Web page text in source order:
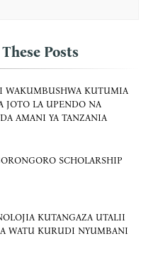
Posts
WAKUMBUSHWA KUTUMIA
JOTO LA UPENDO NA
AMANI YA TANZANIA
SCHOLARSHIP
KUTANGAZA UTALII
WATU KURUDI NYUMBANI